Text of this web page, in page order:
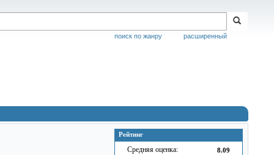
расширенный
поиск по жанру
Рейтинг
Средняя оценка: 8.09